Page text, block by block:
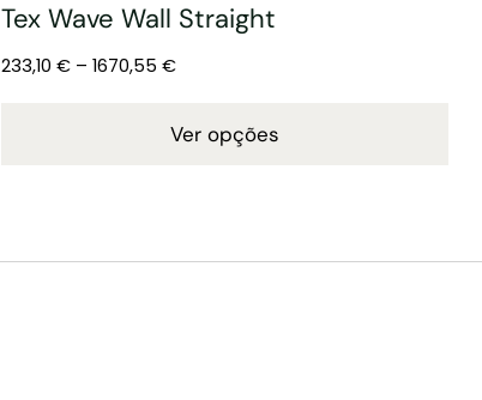
Tex Wave Wall Straight
233,10€ – 1670,55€
Ver opções